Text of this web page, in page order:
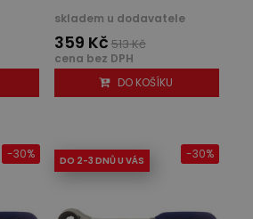
skladem u dodavatele
359 Kč 513 Kč
cena bez DPH
DO KOŠÍKU
-30% DO 2-3 DNŮ U VÁS -30%